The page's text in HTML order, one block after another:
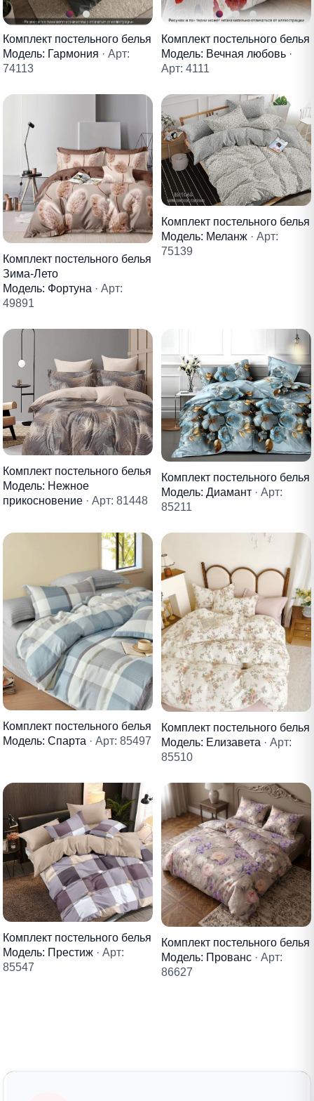
Комплект постельного белья
Модель: Гармония · Арт:
74113
Комплект постельного белья
Модель: Вечная любовь ·
Арт: 4111
Комплект постельного белья
Зима-Лето
Модель: Фортуна · Арт:
49891
Комплект постельного белья
Модель: Меланж · Арт:
75139
Комплект постельного белья
Модель: Нежное
прикосновение · Арт: 81448
Комплект постельного белья
Модель: Диамант · Арт:
85211
Комплект постельного белья
Модель: Спарта · Арт: 85497
Комплект постельного белья
Модель: Елизавета · Арт:
85510
Комплект постельного белья
Модель: Престиж · Арт:
85547
Комплект постельного белья
Модель: Прованс · Арт:
86627